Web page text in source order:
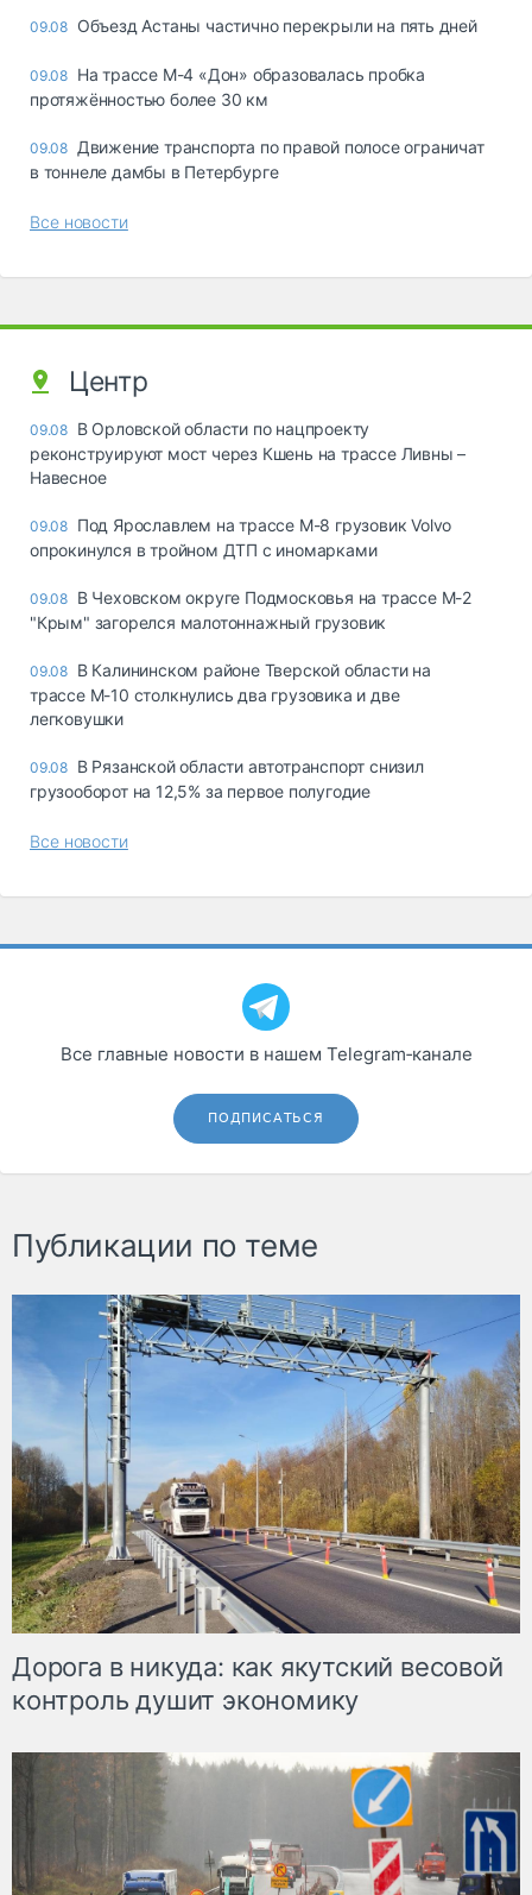
09.08 Объезд Астаны частично перекрыли на пять дней
09.08 На трассе М-4 «Дон» образовалась пробка
протяжённостью более 30 км
09.08 Движение транспорта по правой полосе ограничат
в тоннеле дамбы в Петербурге
Все новости
Центр
09.08 В Орловской области по нацпроекту
реконструируют мост через Кшень на трассе Ливны –
Навесное
09.08 Под Ярославлем на трассе М-8 грузовик Volvo
опрокинулся в тройном ДТП с иномарками
09.08 В Чеховском округе Подмосковья на трассе М-2
"Крым" загорелся малотоннажный грузовик
09.08 В Калининском районе Тверской области на
трассе М-10 столкнулись два грузовика и две
легковушки
09.08 В Рязанской области автотранспорт снизил
грузооборот на 12,5% за первое полугодие
Все новости
Все главные новости в нашем Telegram‑канале
ПОДПИСАТЬСЯ
Публикации по теме
Дорога в никуда: как якутский весовой
контроль душит экономику